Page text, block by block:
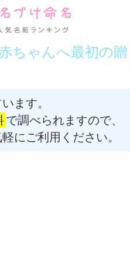
ちゃんへ最初の贈
ます。
で調べられますので、
にご利用ください。